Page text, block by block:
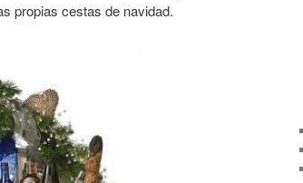
propias cestas de navidad.